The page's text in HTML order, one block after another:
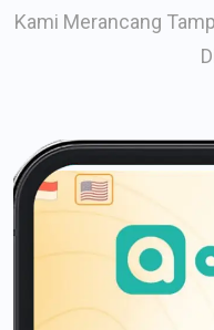
Kami Merancang